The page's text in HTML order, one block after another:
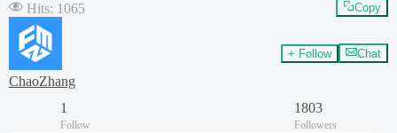
Hits: 1065 Copy
ChaoZhang
+ Follow Chat
1
Follow
1803
Followers